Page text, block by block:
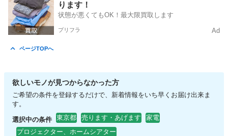
ります！
状態が悪くてもOK！最大限買取します
プリフラ Ad
ページTOPへ
欲しいモノが見つからなかった方
ご希望の条件を登録するだけで、新着情報をいち早くお届け出来ま
す。
選択中の条件 東京都 売ります・あげます
家電
プロジェクター、ホームシアター